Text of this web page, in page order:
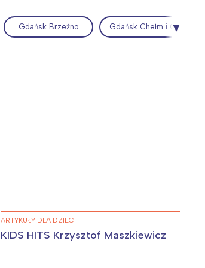
Gdańsk Brzeźno Gdańsk Chełm i Gdańsk
ARTYKUŁY DLA DZIECI
KIDS HITS Krzysztof Maszkiewicz